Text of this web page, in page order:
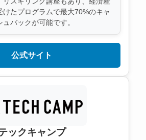
けたプログラムで最大70%のキャ
ュバックが可能です。
公式サイト
ックキャンプ